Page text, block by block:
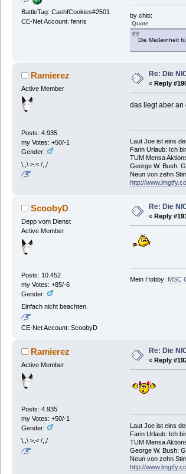
BattleTag: CashfCookies#2501
CE-Net Account: fenris
by chio:
Quote
Die Maßeinheit
Ramierez
Active Member
Posts: 4.935
my Votes: +50/-1
Gender:
\,,\ >.< /,,/
Re: Die
« Reply
das liegt aber an
Laut Joe ist eins
Farin Urlaub: Ich
TUM Mensa
George W. Bush:
Neun von zehn
http://
ScoobyD
Depp vom Dienst
Active Member
Posts: 10.452
my Votes: +85/-6
Gender:
Einfach nicht beachten.
CE-Net Account: ScoobyD
Re: Die
« Reply
Mein Hobby: MSC
Ramierez
Active Member
Posts: 4.935
my Votes: +50/-1
Gender:
\,,\ >.< /,,/
Re: Die
« Reply
Laut Joe ist eins
Farin Urlaub: Ich
TUM Mensa
George W. Bush:
Neun von zehn
http://